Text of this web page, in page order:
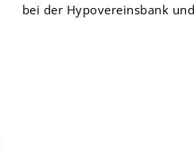
bei der Hypovereinsbank